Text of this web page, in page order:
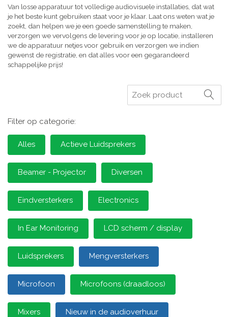
Van losse apparatuur tot volledige audiovisuele installaties, dat wat
je het beste kunt gebruiken staat voor je klaar. Laat ons weten wat je
zoekt, dan helpen we je een goede samenstelling te maken,
verzorgen we vervolgens de levering voor je op locatie, installeren
we de apparatuur netjes voor gebruik en verzorgen we indien
gewenst de registratie, en dat alles voor een gegarandeerd
schappelijke prijs!
Zoeken
Filter op categorie:
Alles Actieve Luidsprekers
Beamer - Projector Diversen
Eindversterkers Electronics
In Ear Monitoring LCD scherm / display
Luidsprekers Mengversterkers
Microfoon Microfoons (draadloos)
Mixers Nieuw in de audioverhuur